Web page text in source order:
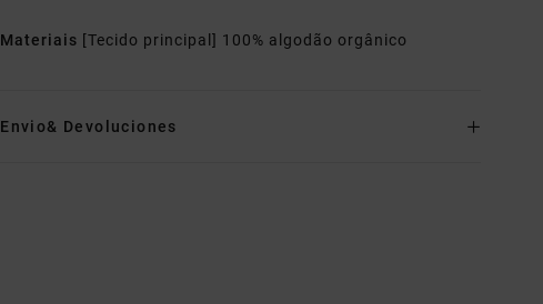
Materiais [Tecido principal] 100% algodão orgânico
Envio& Devoluciones